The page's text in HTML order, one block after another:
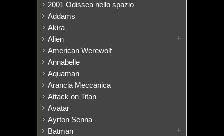
2001 Odissea nello spazio
Addams
Akira
Alien
American Werewolf
Annabelle
Aquaman
Arancia Meccanica
Attack on Titan
Avatar
Ayrton Senna
Batman